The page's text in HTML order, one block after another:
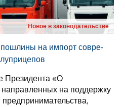
Новое в законодательстве
на им­порт сов­ре­
Президента «О
на поддержку
предпринимательства,